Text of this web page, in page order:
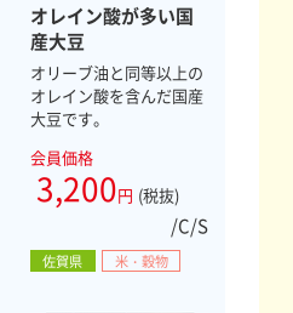
オレイン酸が多い国
産大豆
オリーブ油と同等以上の
オレイン酸を含んだ国産
大豆です。
会員価格
3,200円 (税抜)
/C/S
佐賀県 米・穀物